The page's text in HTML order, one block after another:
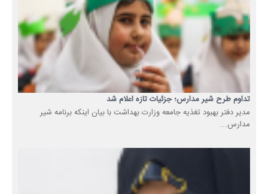
تداوم طرح شیر مدارس؛ جزئیات تازه اعلام شد
مدیر دفتر بهبود تغذیه جامعه وزارت بهداشت با بیان اینکه برنامه شیر
مدارس...